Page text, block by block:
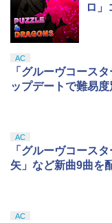
ロ」
AC
「グルーヴコース
ップデートで難易
AC
「グルーヴコース
矢」など新曲9曲を
AC